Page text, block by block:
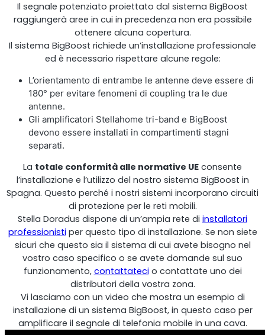
RouterAmp
Amplificazione del segnale verso il router.
StellaControl
Il segnale potenziato proiettato dal sistema BigBoost
raggiungerà aree in cui in precedenza non era possibile
ottenere alcuna copertura.
Il sistema BigBoost richiede un’installazione professionale
ed è necessario rispettare alcune regole:
L’orientamento di entrambe le antenne deve essere di
180° per evitare fenomeni di coupling tra le due
antenne.
Gli amplificatori Stellahome tri-band e BigBoost
devono essere installati in compartimenti stagni
separati.
La totale conformità alle normative UE consente
l’installazione e l’utilizzo del nostro sistema BigBoost in
Spagna. Questo perché i nostri sistemi incorporano circuiti
di protezione per le reti mobili.
Stella Doradus dispone di un’ampia rete di installatori
professionistiper questo tipo di installazione. Se non siete
sicuri che questo sia il sistema di cui avete bisogno nel
vostro caso specifico o se avete domande sul suo
funzionamento, contattatecio contattate uno dei
distributori della vostra zona.
Vi lasciamo con un video che mostra un esempio di
installazione di un sistema BigBoost, in questo caso per
amplificare il segnale di telefonia mobile in una cava.